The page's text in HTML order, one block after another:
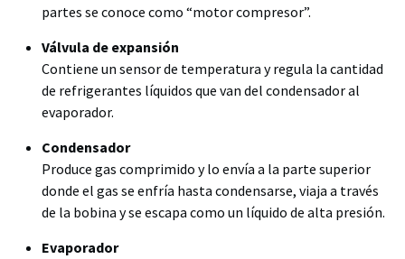
partes se conoce como “motor compresor”.
Válvula de expansión
Contiene un sensor de temperatura y regula la cantidad
de refrigerantes líquidos que van del condensador al
evaporador.
Condensador
Produce gas comprimido y lo envía a la parte superior
donde el gas se enfría hasta condensarse, viaja a través
de la bobina y se escapa como un líquido de alta presión.
Evaporador